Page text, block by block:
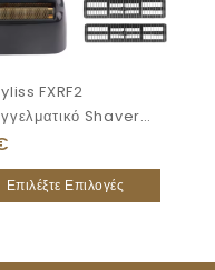
FXRF2
Shaver
Επιλέξτε Επιλογές